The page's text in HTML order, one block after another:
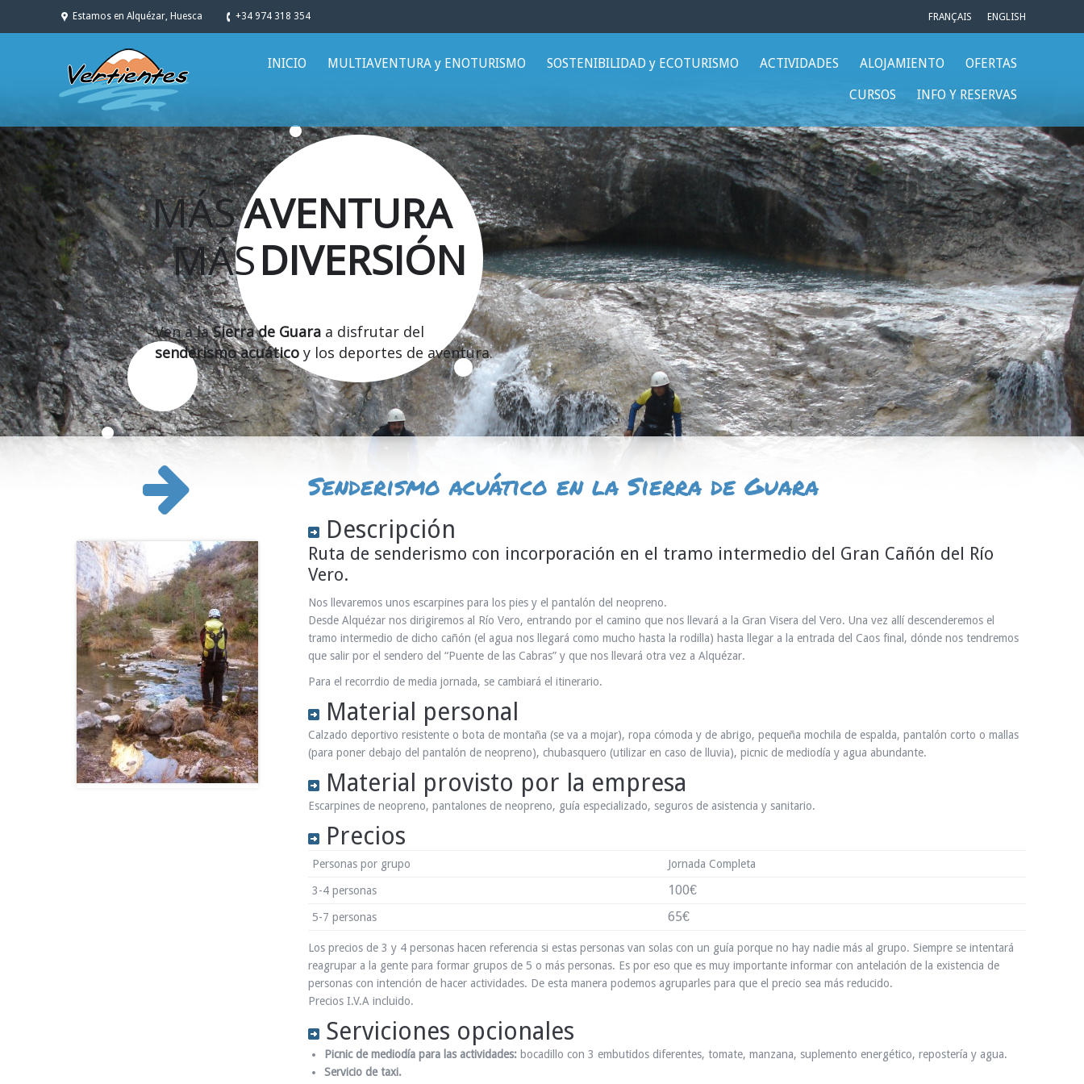
Estamos en Alquézar, Huesca +34 974 318 354 FRANÇAIS ENGLISH
INICIO MULTIAVENTURA y ENOTURISMO SOSTENIBILIDAD y ECOTURISMO ACTIVIDADES ALOJAMIENTO OFERTAS
CURSOS INFO Y RESERVAS
AVENTURA
MÁSDIVERSIÓN
Ven a laSierra de Guara a disfrutar del
senderismo acuático y los deportes de aventura.
MÁS
Senderismo acuático en la Sierra de Guara
Descripción
Ruta de senderismo con incorporación en el tramo intermedio del Gran Cañón del Río
Vero.
Nos llevaremos unos escarpines para los pies y el pantalón del neopreno.
Desde Alquézar nos dirigiremos al Río Vero, entrando por el camino que nos llevará a la Gran Visera del Vero. Una vez allí descenderemos el
tramo intermedio de dicho cañón (el agua nos llegará como mucho hasta la rodilla) hasta llegar a la entrada del Caos final, dónde nos tendremos
que salir por el sendero del “Puente de las Cabras” y que nos llevará otra vez a Alquézar.
Para el recorrdio de media jornada, se cambiará el itinerario.
Material personal
Calzado deportivo resistente o bota de montaña (se va a mojar), ropa cómoda y de abrigo, pequeña mochila de espalda, pantalón corto o mallas
(para poner debajo del pantalón de neopreno), chubasquero (utilizar en caso de lluvia), picnic de mediodía y agua abundante.
Material provisto por la empresa
Escarpines de neopreno, pantalones de neopreno, guía especializado, seguros de asistencia y sanitario.
Precios
Personas por grupo Jornada Completa
3-4 personas 100€
5-7 personas 65€
Los precios de 3 y 4 personas hacen referencia si estas personas van solas con un guía porque no hay nadie más al grupo. Siempre se intentará
reagrupar a la gente para formar grupos de 5 o más personas. Es por eso que es muy importante informar con antelación de la existencia de
personas con intención de hacer actividades. De esta manera podemos agruparles para que el precio sea más reducido.
Precios I.V.A incluido.
Serviciones opcionales
Picnic de mediodía para las actividades: bocadillo con 3 embutidos diferentes, tomate, manzana, suplemento energético, repostería y agua.
Servicio de taxi.